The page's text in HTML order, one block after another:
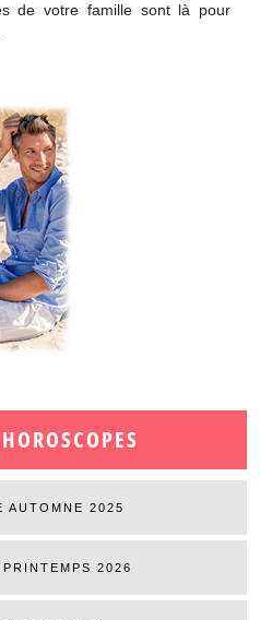
AUTOMNE 2025
2026
de votre famille sont là pour